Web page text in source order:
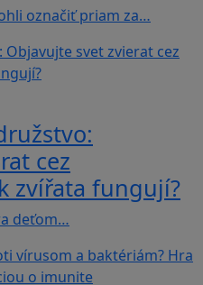
označiť priam za…
cez
zvířata fungují?
deťom…